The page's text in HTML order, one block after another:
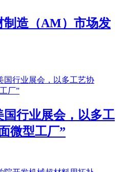
制造（AM）市场发
行业展会，以多工
微型工厂”